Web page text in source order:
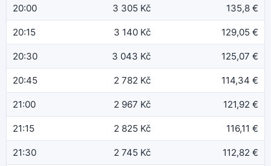
20:00 3 305 Kč 135,8 €
20:15 3 140 Kč 129,05 €
20:30 3 043 Kč 125,07 €
20:45 2 782 Kč 114,34 €
21:00 2 967 Kč 121,92 €
21:15 2 825 Kč 116,11 €
21:30 2 745 Kč 112,82 €